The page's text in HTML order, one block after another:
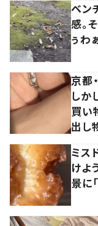
ベン
感。
ぅわ
京都
しか
買い
出し
ミス
けよ
景に